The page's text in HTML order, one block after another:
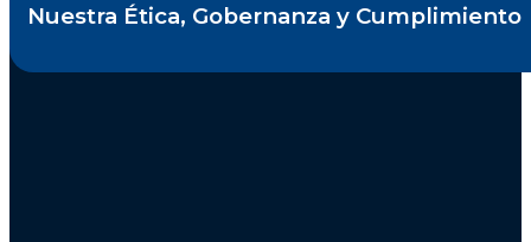
Nuestra Ética, Gobernanza y Cumplimiento